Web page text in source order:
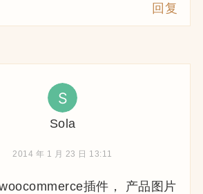
回复
Sola
2014 年 1 月 23 日 13:11
插件， 产品图片